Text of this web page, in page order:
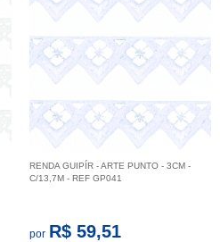
RENDA GUIPÍR - ARTE PUNTO - 3CM -
C/13,7M - REF GP041
por R$ 59,51